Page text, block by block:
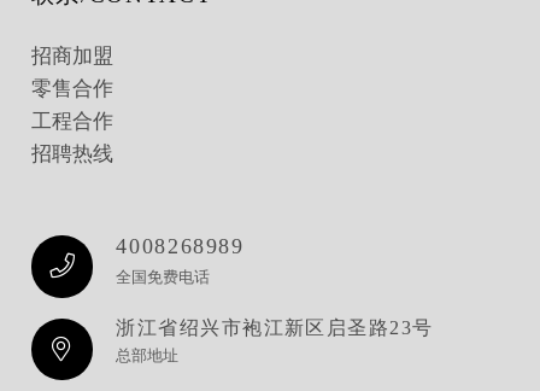
招商加盟
零售合作
工程合作
招聘热线
4008268989
全国免费电话
浙江省绍兴市袍江新区启圣路23号
总部地址